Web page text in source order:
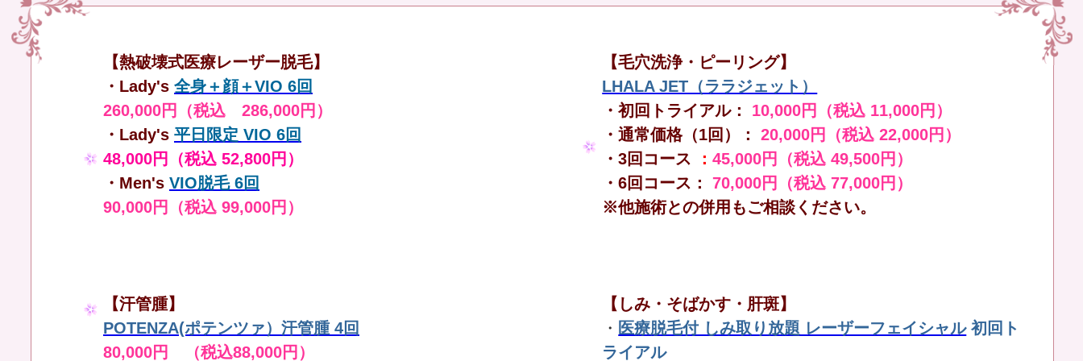
【熱破壊式医療レーザー脱毛】
・Lady's 全身＋顔＋VIO 6回
260,000円（税込 286,000円）
・Lady's 平日限定 VIO 6回
48,000円（税込 52,800円）
・Men's VIO脱毛 6回
90,000円（税込 99,000円）
【毛穴洗浄・ピーリング】
LHALA JET（ララジェット）
・初回トライアル： 10,000円（税込 11,000円）
・通常価格（1回）：
20,000円（税込 22,000円）
・3回コース ：45,000円（税込 49,500円）
・6回コース：
70,000円（税込 77,000円）
※他施術との併用もご相談ください。
【汗管腫】
POTENZA(ポテンツァ）汗管腫 4回
80,000円 （税込88,000円）
【しみ・そばかす・肝斑】
・ 医療脱毛付 しみ取り放題 レーザーフェイシャル 初回ト
ライアル